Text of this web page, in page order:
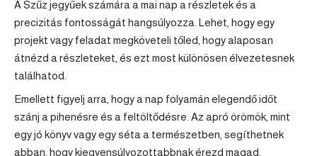
A Szűz jegyűek számára a mai nap a részletek és a
precizitás fontosságát hangsúlyozza. Lehet, hogy egy
projekt vagy feladat megköveteli tőled, hogy alaposan
átnézd a részleteket, és ezt most különösen élvezetesnek
találhatod.
Emellett figyelj arra, hogy a nap folyamán elegendő időt
szánj a pihenésre és a feltöltődésre. Az apró örömök, mint
egy jó könyv vagy egy séta a természetben, segíthetnek
abban, hogy kiegyensúlyozottabbnak érezd magad.